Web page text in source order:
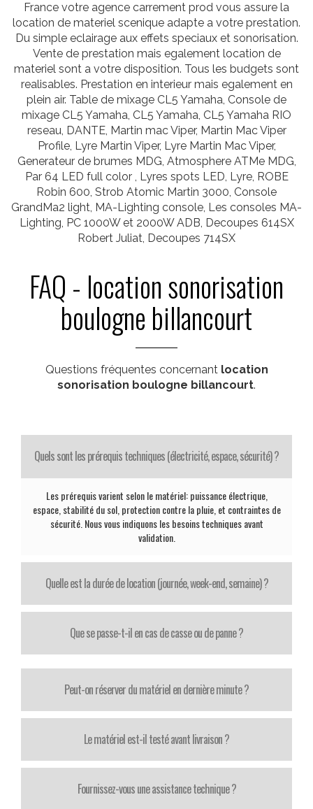
France votre agence carrement prod vous assure la
location de materiel scenique adapte a votre prestation.
Du simple eclairage aux effets speciaux et sonorisation.
Vente de prestation mais egalement location de
materiel sont a votre disposition. Tous les budgets sont
realisables. Prestation en interieur mais egalement en
plein air. Table de mixage CL5 Yamaha, Console de
mixage CL5 Yamaha, CL5 Yamaha, CL5 Yamaha RIO
reseau, DANTE, Martin mac Viper, Martin Mac Viper
Profile, Lyre Martin Viper, Lyre Martin Mac Viper,
Generateur de brumes MDG, Atmosphere ATMe MDG,
Par 64 LED full color , Lyres spots LED, Lyre, ROBE
Robin 600, Strob Atomic Martin 3000, Console
GrandMa2 light, MA-Lighting console, Les consoles MA-
Lighting, PC 1000W et 2000W ADB, Decoupes 614SX
Robert Juliat, Decoupes 714SX
FAQ - location sonorisation
boulogne billancourt
Questions fréquentes concernant location
sonorisation boulogne billancourt.
Quels sont les prérequis techniques (électricité, espace, sécurité) ?
Les prérequis varient selon le matériel: puissance électrique,
espace, stabilité du sol, protection contre la pluie, et contraintes de
sécurité. Nous vous indiquons les besoins techniques avant
validation.
Quelle est la durée de location (journée, week-end, semaine) ?
Que se passe-t-il en cas de casse ou de panne ?
Peut-on réserver du matériel en dernière minute ?
Le matériel est-il testé avant livraison ?
Fournissez-vous une assistance technique ?